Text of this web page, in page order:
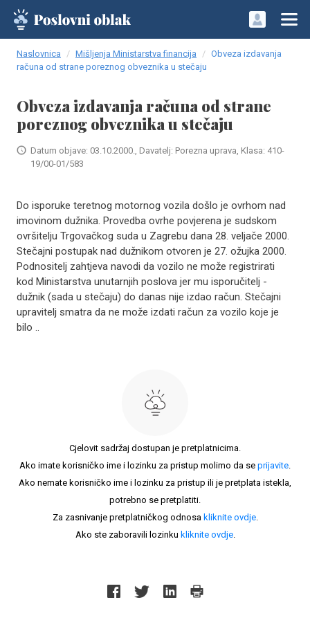
Naslovnica Mišljenja Ministarstva financija
Obveza izdavanja
računa od strane poreznog obveznika u stečaju
Obveza izdavanja računa od strane
poreznog obveznika u stečaju
Datum objave: 03.10.2000., Davatelj: Porezna uprava, Klasa: 410-
19/00-01/583
Do isporuke teretnog motornog vozila došlo je ovrhom nad
imovinom dužnika. Provedba ovrhe povjerena je sudskom
ovršitelju Trgovačkog suda u Zagrebu dana 28. veljače 2000.
Stečajni postupak nad dužnikom otvoren je 27. ožujka 2000.
Podnositelj zahtjeva navodi da vozilo ne može registrirati
kod Ministarstva unutarnjih poslova jer mu isporučitelj -
dužnik (sada u stečaju) do danas nije izdao račun. Stečajni
upravitelj smatra da ne može izdati račun za vozilo koje je
bilo ..
Cjelovit sadržaj dostupan je pretplatnicima.
Ako imate korisničko ime i lozinku za pristup molimo da se prijavite.
Ako nemate korisničko ime i lozinku za pristup ili je pretplata istekla,
potrebno se pretplatiti.
Za zasnivanje pretplatničkog odnosa kliknite ovdje.
Ako ste zaboravili lozinku kliknite ovdje.